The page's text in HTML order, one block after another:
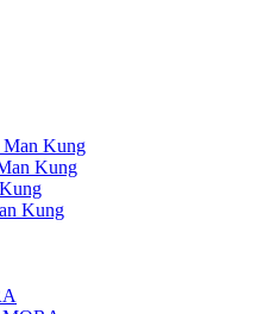
Man Kung
Kung
Kung